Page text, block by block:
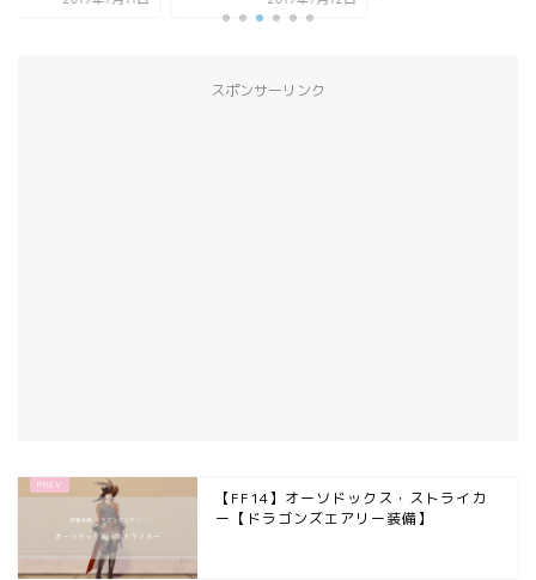
スポンサーリンク
【FF14】オーソドックス・ストライカ
ー【ドラゴンズエアリー装備】